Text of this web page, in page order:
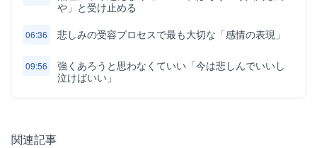
や」と受け止める
06:36 悲しみの受容プロセスで最も大切な「感情の表現」
09:56
強くあろうと思わなくていい「今は悲しんでいいし
泣けばいい」
関連記事